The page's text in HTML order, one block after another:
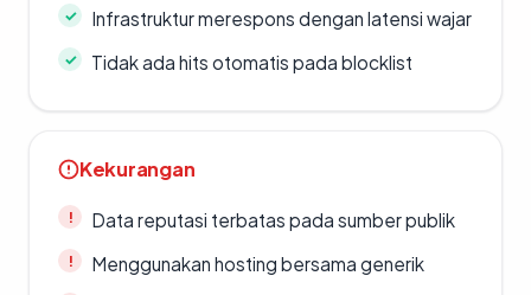
Infrastruktur merespons dengan latensi wajar
Tidak ada hits otomatis pada blocklist
Kekurangan
Data reputasi terbatas pada sumber publik
Menggunakan hosting bersama generik